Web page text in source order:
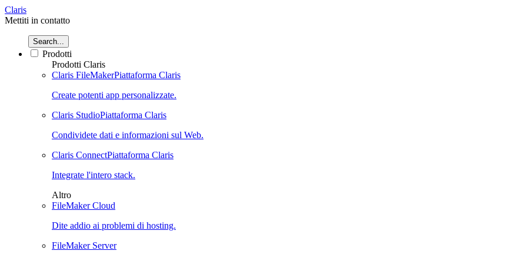
Claris
Mettiti in contatto
Search...
Prodotti
Prodotti Claris
Claris FileMakerPiattaforma Claris
Create potenti app personalizzate.
Claris StudioPiattaforma Claris
Condividete dati e informazioni sul Web.
Claris ConnectPiattaforma Claris
Integrate l'intero stack.
Altro
FileMaker Cloud
Dite addio ai problemi di hosting.
FileMaker Server